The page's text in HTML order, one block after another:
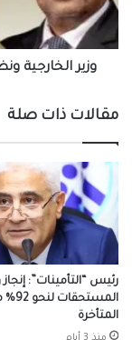
الشراكة
الثنائية
وزير الخارجية
مقالات ذات صلة
رئيس “التأمينات”:
المتأخرة